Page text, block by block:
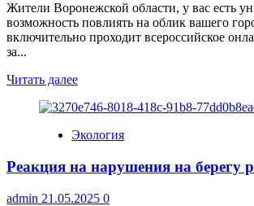
Жители Воронежской области, у вас есть
возможность повлиять на облик вашего
включительно проходит всероссийское
за...
Читать далееПрочитать
о
голос
будущее
города:
Экология
Реакция на нарушения на берегу
admin 21.05.2025 0